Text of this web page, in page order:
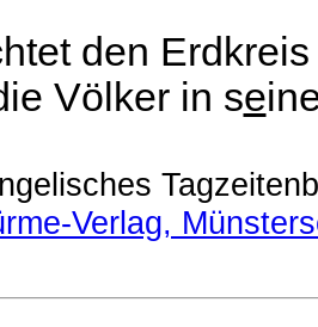
den
Völker in se
Verlag,